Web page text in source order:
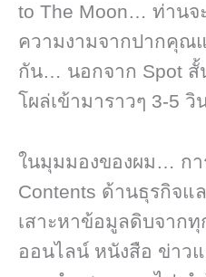
to The Moon… ท่านจ
ความงามจากปากคุณ
กัน… นอกจาก Spot สั้
โผล่เข้ามาราวๆ 3-5 วิ
ในมุมมองของผม… กา
Contents ด้านธุรกิจแ
เสาะหาข้อมูลดิบจาก
ออนไลน์ หนังสือ ข่าว